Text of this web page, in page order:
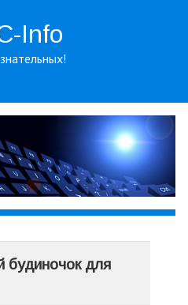
Info
будиночок для